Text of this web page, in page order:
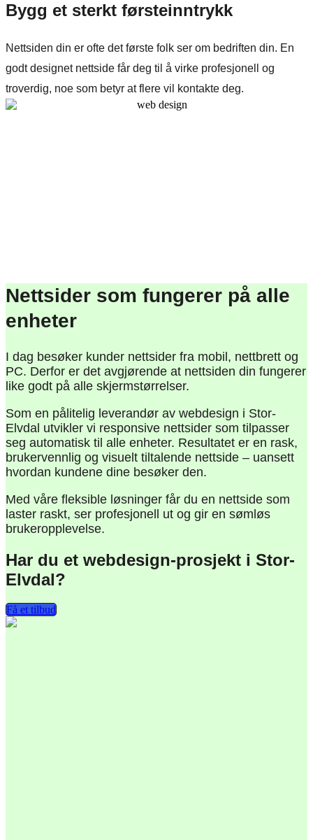
Bygg et sterkt førsteinntrykk
Nettsiden din er ofte det første folk ser om bedriften din. En
godt designet nettside får deg til å virke profesjonell og
troverdig, noe som betyr at flere vil kontakte deg.
Nettsider som fungerer på alle
enheter
I dag besøker kunder nettsider fra mobil, nettbrett og
PC. Derfor er det avgjørende at nettsiden din fungerer
like godt på alle skjermstørrelser.
Som en pålitelig leverandør av webdesign i Stor-
Elvdal utvikler vi responsive nettsider som tilpasser
seg automatisk til alle enheter. Resultatet er en rask,
brukervennlig og visuelt tiltalende nettside – uansett
hvordan kundene dine besøker den.
Med våre fleksible løsninger får du en nettside som
laster raskt, ser profesjonell ut og gir en sømløs
brukeropplevelse.
Har du et webdesign-prosjekt i Stor-
Elvdal?
Få et tilbud
Behandle ditt samtykke